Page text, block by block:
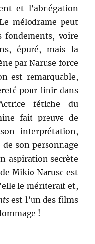
et l’abnégation
mélodrame peut
fondements, voire
épuré, mais la
par Naruse force
est remarquable,
pour finir dans
fétiche du
fait preuve de
interprétation,
son personnage
aspiration secrète
Mikio Naruse est
le mériterait et,
est l’un des films
!